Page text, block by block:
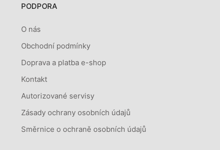
PODPORA
O nás
Obchodní podmínky
Doprava a platba e-shop
Kontakt
Autorizované servisy
Zásady ochrany osobních údajů
Směrnice o ochraně osobních údajů